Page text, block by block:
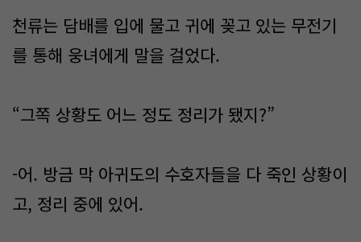
천류는 담배를 입에 물고 귀에 꽂고 있는 무전기
를 통해 웅녀에게 말을 걸었다.
“그쪽 상황도 어느 정도 정리가 됐지?”
-어. 방금 막 아귀도의 수호자들을 다 죽인 상황이
고, 정리 중에 있어.